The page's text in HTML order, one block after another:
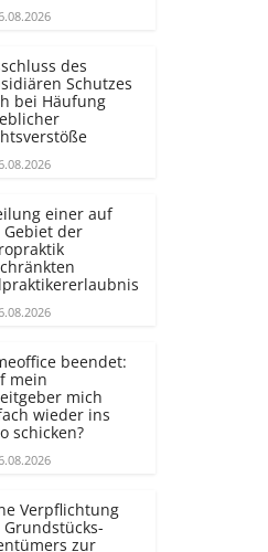
des
Schutzes
bei Häufung
einer auf
Gebiet der
beendet:
mein
mich
wieder ins
schicken?
Verpflichtung
Grundstücks­
zur